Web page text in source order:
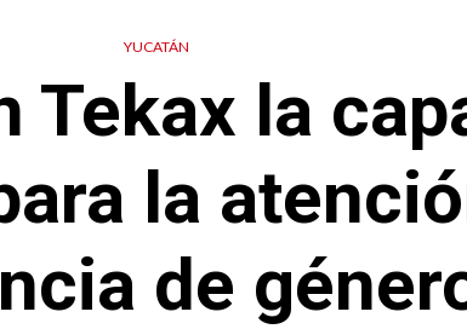
YUCATÁN
Tekax la
la
de